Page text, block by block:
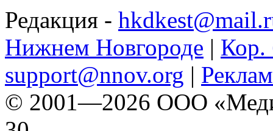
Редакция -
Нижнем Новгороде | Кор.
support@nnov.org |
© 2001—2026 ООО